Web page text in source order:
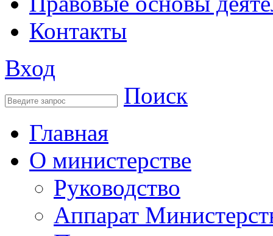
Контакты
Вход
Поиск
Главная
О министерстве
Руководство
Аппарат